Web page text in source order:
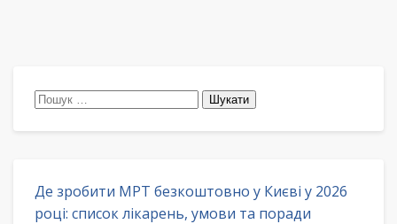
Пошук:
Де зробити МРТ безкоштовно у Києві у 2026
році: список лікарень, умови та поради